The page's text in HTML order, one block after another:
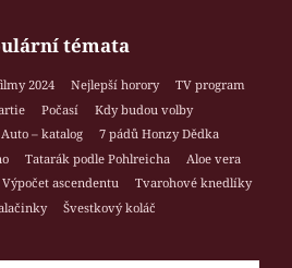
témata
2024 Nejlepší horory
TV program
Počasí
Kdy budou volby
Auto – katalog
7 pádů Honzy Dědka
Tatarák podle Pohlreicha
Aloe vera
Výpočet ascendentu
Tvarohové knedlíky
Švestkový koláč